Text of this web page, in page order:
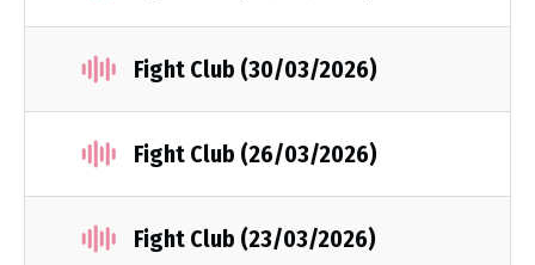
Fight Club (30/03/2026)
Fight Club (26/03/2026)
Fight Club (23/03/2026)